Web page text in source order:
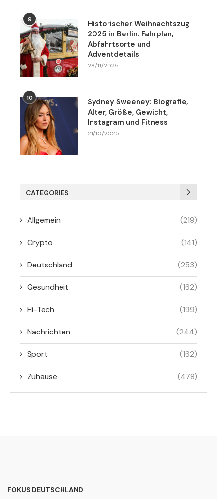
9
Historischer Weihnachtszug
2025 in Berlin: Fahrplan,
Abfahrtsorte und
Adventdetails
28/11/2025
10
Sydney Sweeney: Biografie,
Alter, Größe, Gewicht,
Instagram und Fitness
21/10/2025
CATEGORIES
Allgemein (219)
Crypto (141)
Deutschland (253)
Gesundheit (162)
Hi-Tech (199)
Nachrichten (244)
Sport (162)
Zuhause (478)
FOKUS DEUTSCHLAND